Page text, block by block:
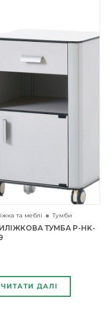
та меблі Тумби
ТУМБА P-HK-
ЧИТАТИ ДАЛІ